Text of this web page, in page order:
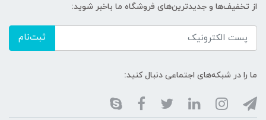
از تخفیف‌ها و جدیدترین‌های فروشگاه ما باخبر شوید:
ثبت‌نام
ما را در شبکه‌های اجتماعی دنبال کنید: